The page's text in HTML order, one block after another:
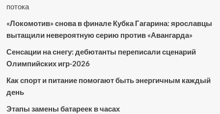
потока
«Локомотив» снова в финале Кубка Гагарина: ярославцы
вытащили невероятную серию против «Авангарда»
Сенсации на снегу: дебютанты переписали сценарий
Олимпийских игр-2026
Как спорт и питание помогают быть энергичным каждый
день
Этапы замены батареек в часах